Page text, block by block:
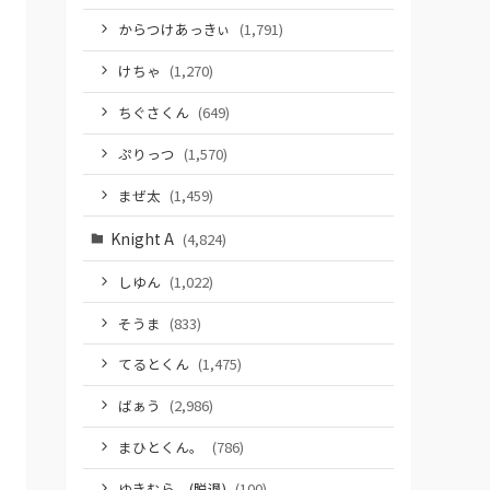
からつけあっきぃ (1,791)
けちゃ (1,270)
ちぐさくん (649)
ぷりっつ (1,570)
まぜ太 (1,459)
Knight A (4,824)
しゆん (1,022)
そうま (833)
てるとくん (1,475)
ばぁう (2,986)
まひとくん。
(786)